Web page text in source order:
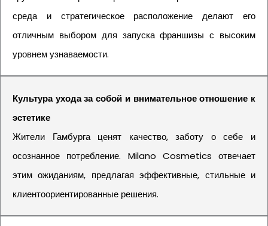
среда и стратегическое расположение делают его
отличным выбором для запуска франшизы с высоким
уровнем узнаваемости.
Культура ухода за собой и внимательное отношение к
эстетике
Жители Гамбурга ценят качество, заботу о себе и
осознанное потребление. Milano Cosmetics отвечает
этим ожиданиям, предлагая эффективные, стильные и
клиентоориентированные решения.